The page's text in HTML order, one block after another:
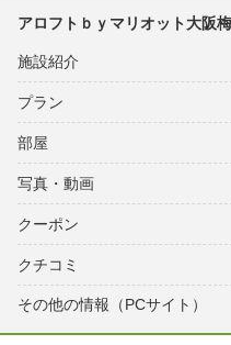
アロフトｂｙマリオット大阪
施設紹介
プラン
部屋
写真・動画
クーポン
クチコミ
その他の情報（PCサイト）